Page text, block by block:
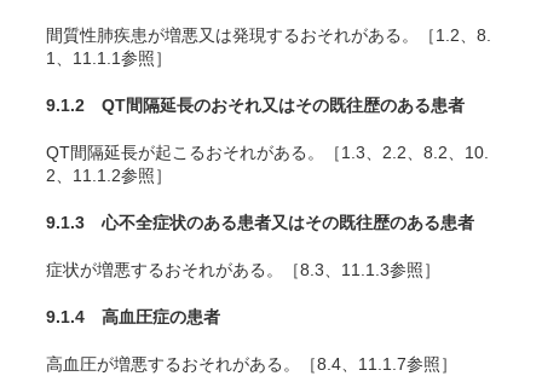
間質性肺疾患が増悪又は発現するおそれがある。［1.2、8.
1、11.1.1参照］
9.1.2 QT間隔延長のおそれ又はその既往歴のある患者
QT間隔延長が起こるおそれがある。［1.3、2.2、8.2、10.
2、11.1.2参照］
9.1.3 心不全症状のある患者又はその既往歴のある患者
症状が増悪するおそれがある。［8.3、11.1.3参照］
9.1.4 高血圧症の患者
高血圧が増悪するおそれがある。［8.4、11.1.7参照］